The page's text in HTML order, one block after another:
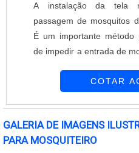
A instalação da tela
passagem de mosquitos
É um importante método
de impedir a entrada de
Decoração e
capacitados que
nível. Discreta, a tela
COTAR
GALERIA DE IMAGENS
PARA MOSQUITEIRO